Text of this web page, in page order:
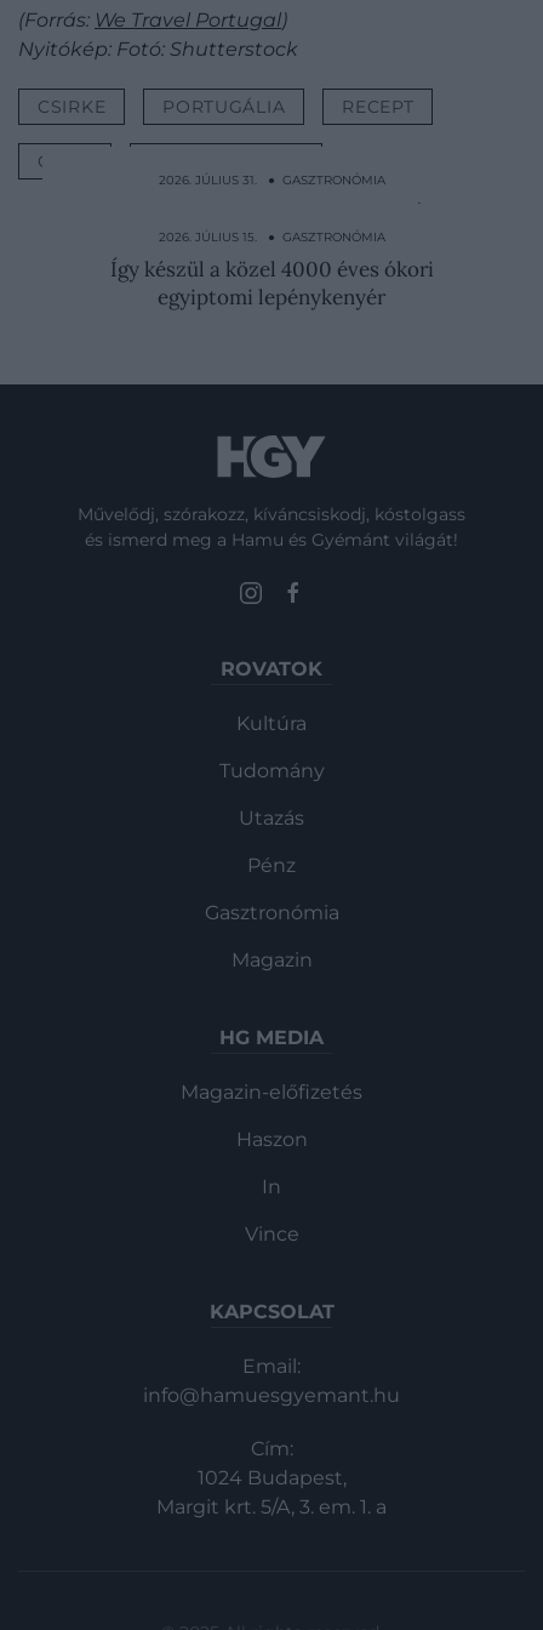
(Forrás: We Travel Portugal)
Nyitókép: Fotó: Shutterstock
CSIRKE PORTUGÁLIA RECEPT
GRILL
2026. JÚLIUS 31. ● GASZTRONÓMIA
Sajtot és rénszarvashúst tesznek a kávéba:
ilyen a számik…
2026. JÚLIUS 15. ● GASZTRONÓMIA
Így készül a közel 4000 éves ókori
egyiptomi lepénykenyér
Művelődj, szórakozz, kíváncsiskodj, kóstolgass
és ismerd meg a Hamu és Gyémánt világát!
ROVATOK
Kultúra
Tudomány
Utazás
Pénz
Gasztronómia
Magazin
HG MEDIA
Magazin-előfizetés
Haszon
In
Vince
KAPCSOLAT
Email:
info@hamuesgyemant.hu
Cím:
1024 Budapest,
Margit krt. 5/A, 3. em. 1. a